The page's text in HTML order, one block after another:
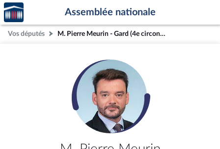
Aller au contenu
Aller en bas de la page
Accèder
à la
page
d'accueil
Assemblée nationale
Vos députés M. Pierre Meurin - Gard (4e circonscription)